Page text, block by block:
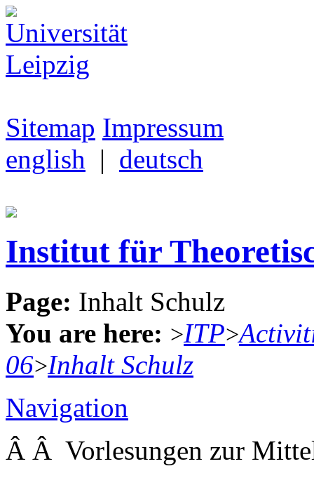
Sitemap Impressum
english | deutsch
Institut für
Page: Inhalt Schulz
You are here: >ITP>
06>Inhalt Schulz
Navigation
Â Â Vorlesungen zur